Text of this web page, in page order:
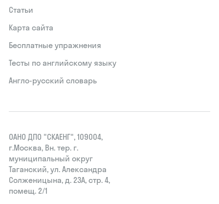
Статьи
Карта сайта
Бесплатные упражнения
Тесты по английскому языку
Англо-русский словарь
ОАНО ДПО "СКАЕНГ", 109004,
г.Москва, Вн. тер. г.
муниципальный округ
Таганский, ул. Александра
Солженицына, д. 23А, стр. 4,
помещ. 2/1